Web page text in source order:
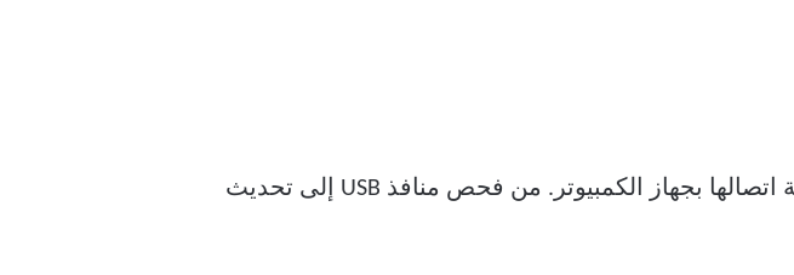
أبسط المشكلات التي يجب فحصها هي تلك المتعلقة بالأجهزة وكيفية اتصالها بجهاز الكمبيوتر. من فحص منافذ USB إلى تحديث